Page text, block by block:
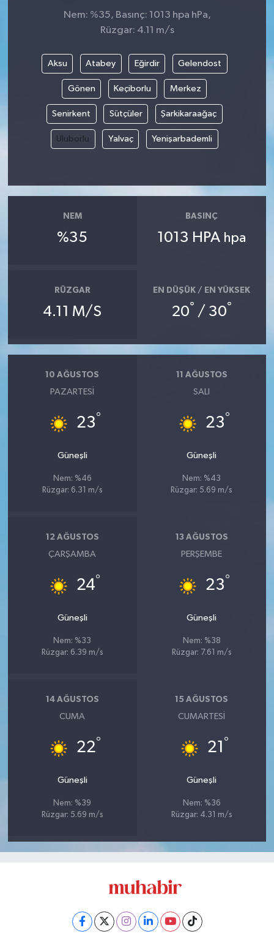
Nem: %35, Basınç: 1013 hpa hPa,
Rüzgar: 4.11 m/s
Aksu Atabey Eğirdir Gelendost
Gönen Keçiborlu Merkez
Senirkent Sütçüler Şarkikaraağaç
Uluborlu Yalvaç Yenişarbademli
NEM
%35
BASINÇ
1013 HPA hpa
RÜZGAR
4.11 M/S
EN DÜŞÜK / EN YÜKSEK
20° / 30°
10 AĞUSTOS
PAZARTESI
23°
Güneşli
Nem: %46
Rüzgar: 6.31 m/s
11 AĞUSTOS
SALI
23°
Güneşli
Nem: %43
Rüzgar: 5.69 m/s
12 AĞUSTOS
ÇARŞAMBA
24°
Güneşli
Nem: %33
Rüzgar: 6.39 m/s
13 AĞUSTOS
PERŞEMBE
23°
Güneşli
Nem: %38
Rüzgar: 7.61 m/s
14 AĞUSTOS
CUMA
22°
Güneşli
Nem: %39
Rüzgar: 5.69 m/s
15 AĞUSTOS
CUMARTESI
21 °
Güneşli
Nem: %36
Rüzgar: 4.31 m/s